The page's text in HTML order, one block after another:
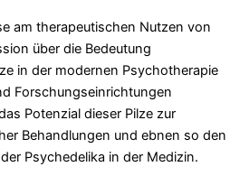
am therapeutischen Nutzen von
über die Bedeutung
in der modernen Psychotherapie
Forschungseinrichtungen
Potenzial dieser Pilze zur
Behandlungen und ebnen so den
Psychedelika in der Medizin.